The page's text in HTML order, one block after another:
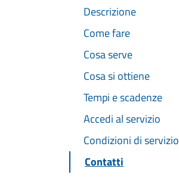
Descrizione
Come fare
Cosa serve
Cosa si ottiene
Tempi e scadenze
Accedi al servizio
Condizioni di servizio
Contatti